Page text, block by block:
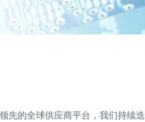
先的全球供应商平台，我们持续迭